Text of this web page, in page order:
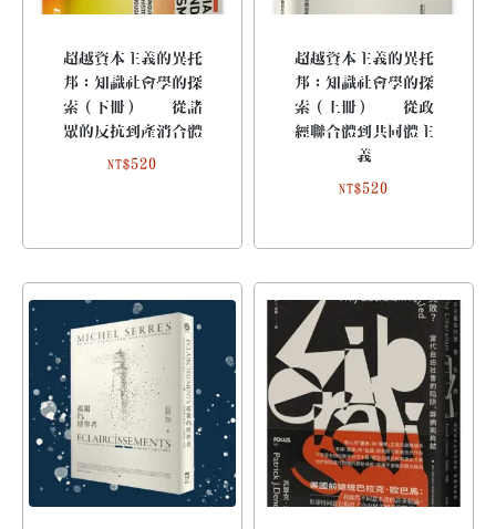
超越資本主義的異托
邦：知識社會學的探
索（下冊）──從諸
眾的反抗到產消合體
NT$520
超越資本主義的異托
邦：知識社會學的探
索（上冊）──從政
經聯合體到共同體主
義
NT$520